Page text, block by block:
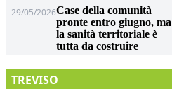
29/05/2026Case della comunità
pronte entro giugno, ma
la sanità territoriale è
tutta da costruire
TREVISO